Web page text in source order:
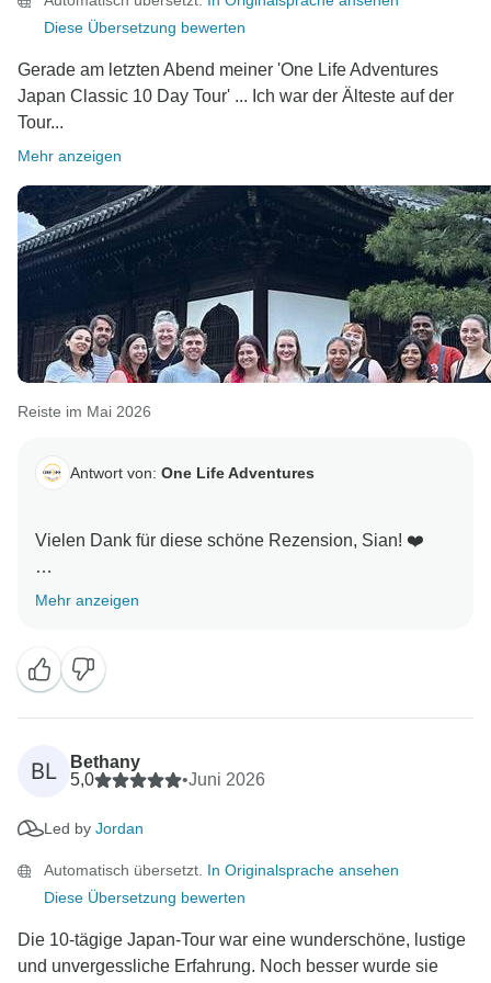
Diese Übersetzung bewerten
Gerade am letzten Abend meiner 'One Life Adventures
Japan Classic 10 Day Tour' ... Ich war der Älteste auf der
Tour...
Mehr anzeigen
Reiste im Mai 2026
Antwort von: One Life Adventures
Vielen Dank für diese schöne Rezension, Sian! ❤️
Es freut uns sehr zu hören, dass Sie jede Sekunde
Ein großes Lob auch an Jordan! Wir freuen uns, dass
seine Leidenschaft für Japan, seine Ortskenntnisse
und seine Energie dazu beigetragen haben, dass die
Reise sowohl Spaß gemacht hat als auch sinnvoll
war.
Danke, dass Sie mit uns gefeiert haben, und wir
Mehr anzeigen
BL
Bethany
5,0
•Juni 2026
Led by Jordan
Automatisch übersetzt. In Originalsprache ansehen
Diese Übersetzung bewerten
Die 10-tägige Japan-Tour war eine wunderschöne, lustige
und unvergessliche Erfahrung. Noch besser wurde sie